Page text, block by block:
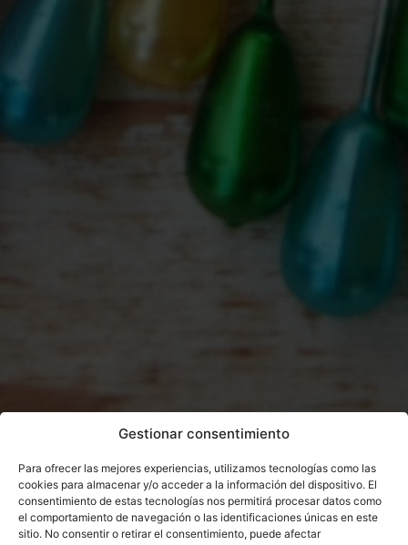
Gestionar consentimiento
Para ofrecer las mejores experiencias, utilizamos tecnologías como las
cookies para almacenar y/o acceder a la información del dispositivo. El
consentimiento de estas tecnologías nos permitirá procesar datos como
el comportamiento de navegación o las identificaciones únicas en este
sitio. No consentir o retirar el consentimiento, puede afectar